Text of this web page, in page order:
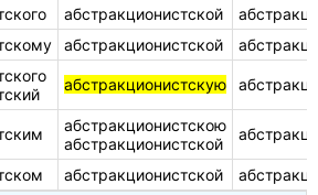
абстракционистской
абстракционистской
абстракционистскую
абстракционистскою
абстракционистской
абстракционистской